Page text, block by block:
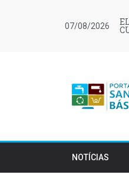
07/08/2026
NOTÍCIAS